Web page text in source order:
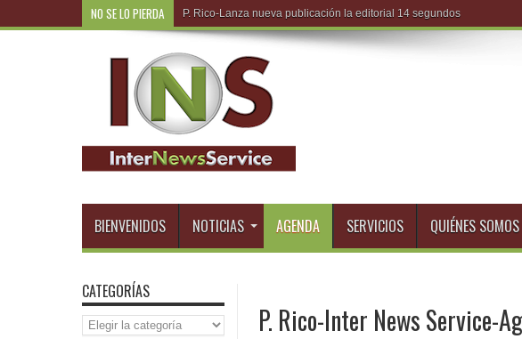
NO SE LO PIERDA R.Do
BIENVENIDOS NOTICIAS AGENDA SERVICIOS QUIÉNES SOMOS
P. Rico-Inter News Service-
CATEGORÍAS
Categorías